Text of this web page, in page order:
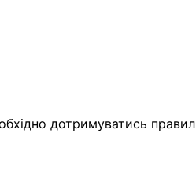
дотримуватись правил